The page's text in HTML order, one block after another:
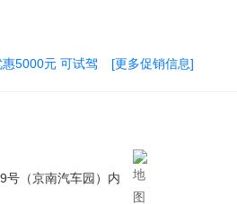
5000元 可试驾
[更多促销信息]
号（京南汽车园）内